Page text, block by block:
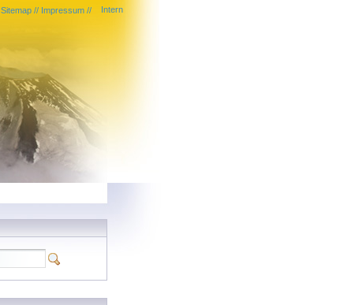
Intern
Sitemap // Impressum //